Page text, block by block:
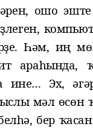
ошо
Һәм, иң
араһында,
ине… Эх,
мәл өсөн
бер